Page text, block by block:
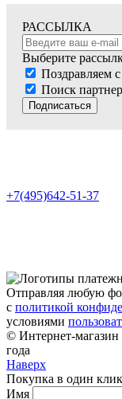
РАССЫЛКА
Выберите
Поздравляем
Поиск
Подписаться
+7(495)642-51-37
Отправляя любую
с политикой
условиями
© Интернет-магазин
года
Наверх
Покупка в один клик
Имя